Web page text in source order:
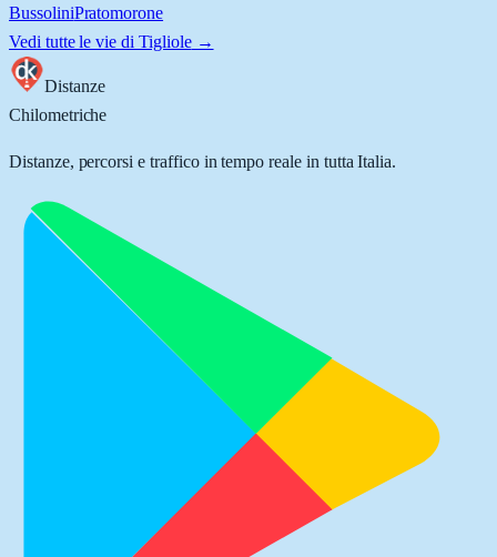
BussoliniPratomorone
Vedi tutte le vie di Tigliole→
Distanze
Chilometriche
Distanze, percorsi e traffico in tempo reale in tutta Italia.